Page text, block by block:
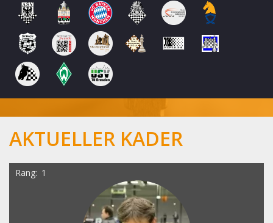
AKTUELLER KADER
Rang 1